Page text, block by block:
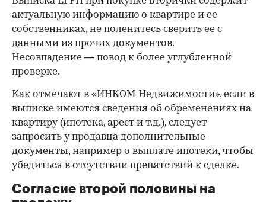
актуальную информацию о квартире и ее
собственниках, не поленитесь сверить ее с
данными из прочих документов.
Несовпадение — повод к более углубленной
проверке.
Как отмечают в «ИНКОМ-Недвижимости», если в
выписке имеются сведения об обременениях на
квартиру (ипотека, арест и т.д.), следует
запросить у продавца дополнительные
документы, например о выплате ипотеки, чтобы
убедиться в отсутствии препятствий к сделке.
Согласие второй половины на